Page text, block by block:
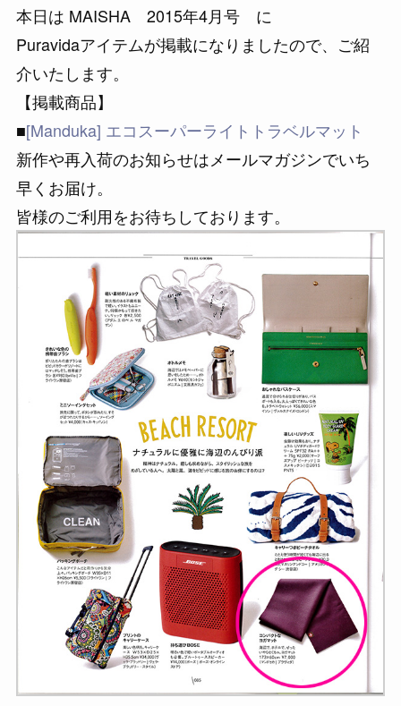
本日は MAISHA 2015年4月号 に
Puravidaアイテムが掲載になりましたので、ご紹
介いたします。
【掲載商品】
■[Manduka] エコスーパーライトトラベルマット
新作や再入荷のお知らせはメールマガジンでいち
早くお届け。
皆様のご利用をお待ちしております。